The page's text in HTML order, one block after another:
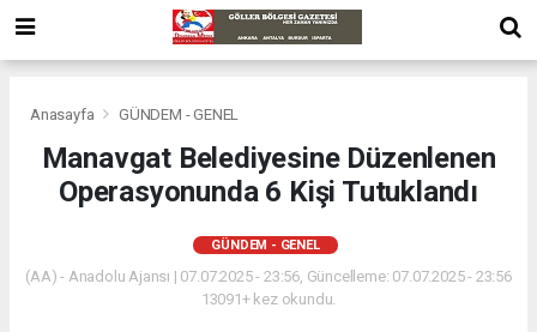
Anasayfa GÜNDEM - GENEL
Manavgat Belediyesine Düzenlenen
Operasyonunda 6 Kişi Tutuklandı
GÜNDEM - GENEL
(AA) - Anadolu Ajansı | 07.07.2025 - 23:56, Güncelleme: 07.07.2025 - 23:56
13091+ kez okundu.